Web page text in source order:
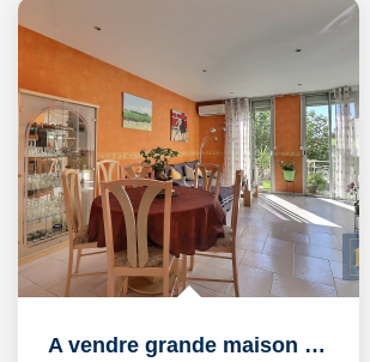
A vendre grande maison 5 pièces avec commerce.